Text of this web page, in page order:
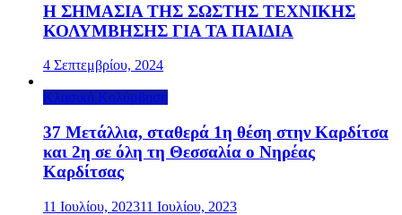
Η ΣΗΜΑΣΙΑ ΤΗΣ ΣΩΣΤΗΣ ΤΕΧΝΙΚΗΣ
ΚΟΛΥΜΒΗΣΗΣ ΓΙΑ ΤΑ ΠΑΙΔΙΑ
4 Σεπτεμβρίου, 2024
Κλασική Κολύμβηση
37 Μετάλλια, σταθερά 1η θέση στην Καρδίτσα
και 2η σε όλη τη Θεσσαλία ο Νηρέας
Καρδίτσας
11 Ιουλίου, 202311 Ιουλίου, 2023